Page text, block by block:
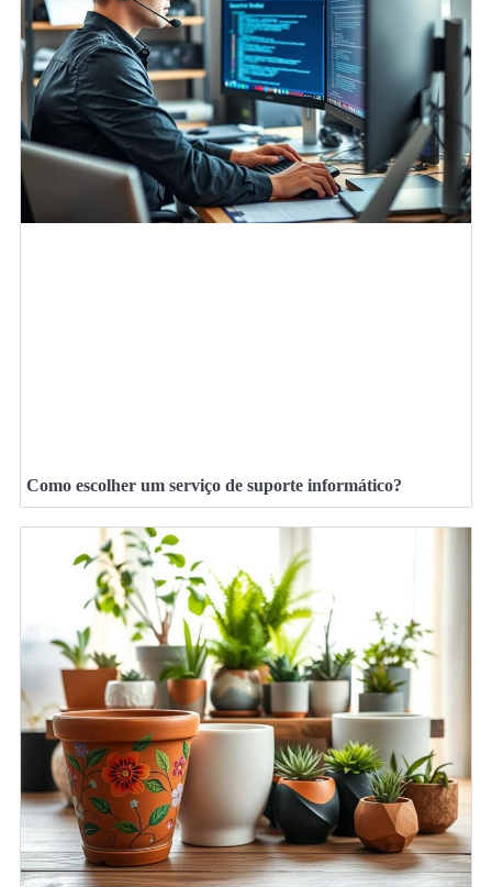
Como escolher um serviço de suporte informático?